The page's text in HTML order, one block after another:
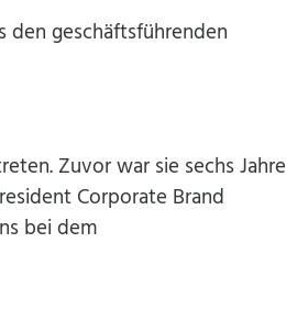
den geschäftsführenden
Zuvor war sie sechs Jahre
Corporate Brand
bei dem